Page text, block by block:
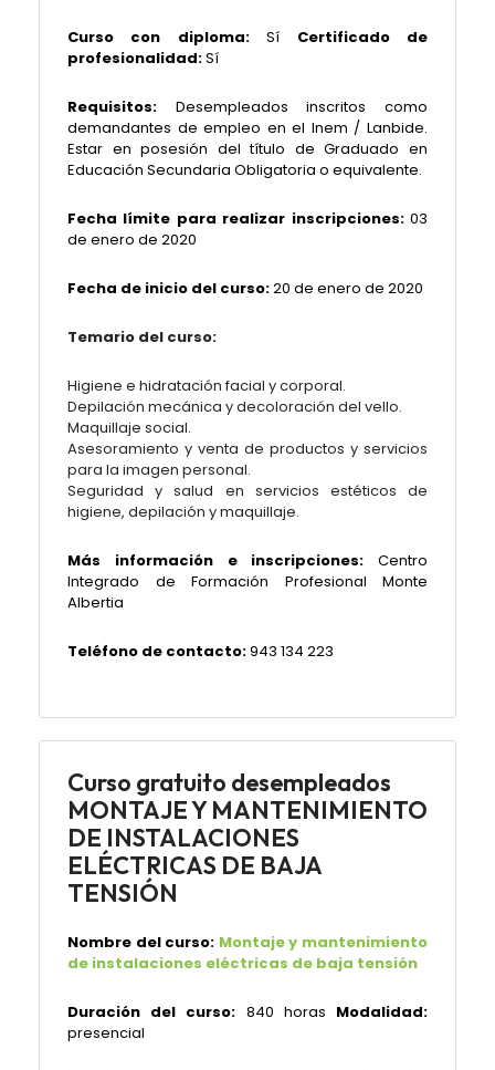
Curso con diploma:Sí Certificado de
profesionalidad:Sí
Requisitos: Desempleados inscritos como
demandantes de empleo en el Inem / Lanbide.
Estar en posesión del título de Graduado en
Educación Secundaria Obligatoria o equivalente.
Fecha límite para realizar inscripciones:03
de enero de 2020
Fecha de inicio del curso:20 de enero de 2020
Temario del curso:
Higiene e hidratación facial y corporal.
Depilación mecánica y decoloración del vello.
Maquillaje social.
Asesoramiento y venta de productos y servicios
para la imagen personal.
Seguridad y salud en servicios estéticos de
higiene, depilación y maquillaje.
Más información e inscripciones:
Centro
Integrado de Formación Profesional Monte
Albertia
Teléfono de contacto:943 134 223
Curso gratuito desempleados
MONTAJE Y MANTENIMIENTO
DE INSTALACIONES
ELÉCTRICAS DE BAJA
TENSIÓN
Nombre del curso: Montaje y mantenimiento
de instalaciones eléctricas de baja tensión
Duración del curso: 840 horas Modalidad:
presencial